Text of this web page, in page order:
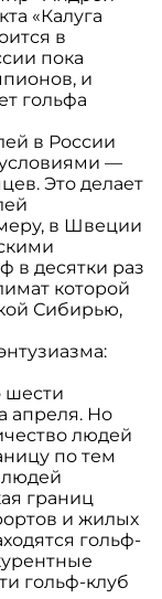
«Калуга
в
пока
и
гольфа
в России
—
Это делает
в Швеции
в десятки раз
которой
Сибирью,
шести
апреля. Но
людей
по тем
границ
и жилых
гольф-
гольф-клуб